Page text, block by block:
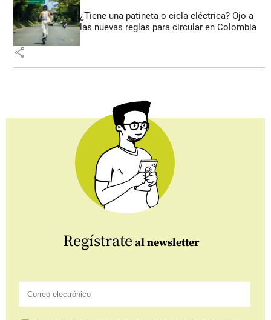
¿Tiene una patineta o cicla eléctrica? Ojo a
las nuevas reglas para circular en Colombia
share
Regístrate al newsletter